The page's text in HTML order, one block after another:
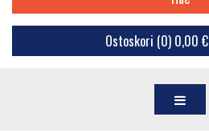
Ostoskori (0) 0,00 €